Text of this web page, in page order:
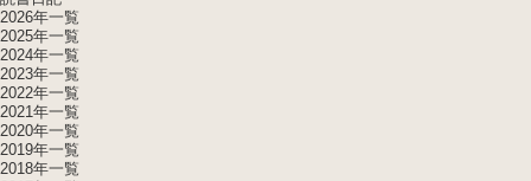
2026年一覧
2025年一覧
2024年一覧
2023年一覧
2022年一覧
2021年一覧
2020年一覧
2019年一覧
2018年一覧